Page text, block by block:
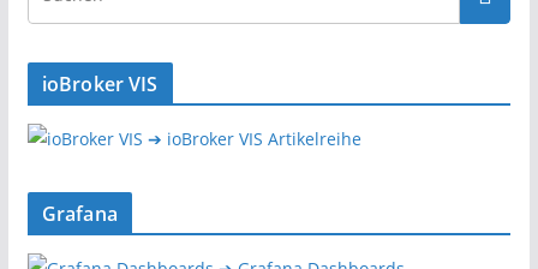
ioBroker VIS
➔ ioBroker VIS Artikelreihe
Grafana